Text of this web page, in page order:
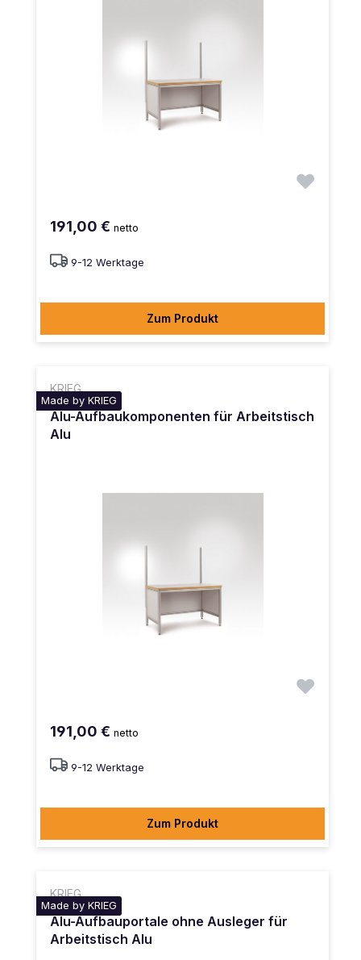
191,00 € netto
9-12 Werktage
Zum Produkt
KRIEG
Made by KRIEG
Alu-Aufbaukomponenten für Arbeitstisch
Alu
191,00 € netto
9-12 Werktage
Zum Produkt
KRIEG
Made by KRIEG
Alu-Aufbauportale ohne Ausleger für
Arbeitstisch Alu